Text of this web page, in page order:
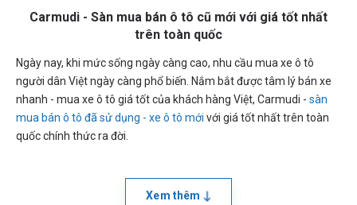
Carmudi - Sàn mua bán ô tô cũ mới với giá tốt nhất
trên toàn quốc
Ngày nay, khi mức sống ngày càng cao, nhu cầu mua xe ô tô
người dân Việt ngày càng phổ biến. Nắm bắt được tâm lý bán xe
nhanh - mua xe ô tô giá tốt của khách hàng Việt, Carmudi - sàn
mua bán ô tô đã sử dụng - xe ô tô mới với giá tốt nhất trên toàn
quốc chính thức ra đời.
Xem thêm